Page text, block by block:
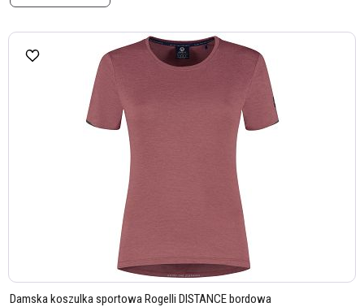
Damska koszulka sportowa Rogelli DISTANCE bordowa